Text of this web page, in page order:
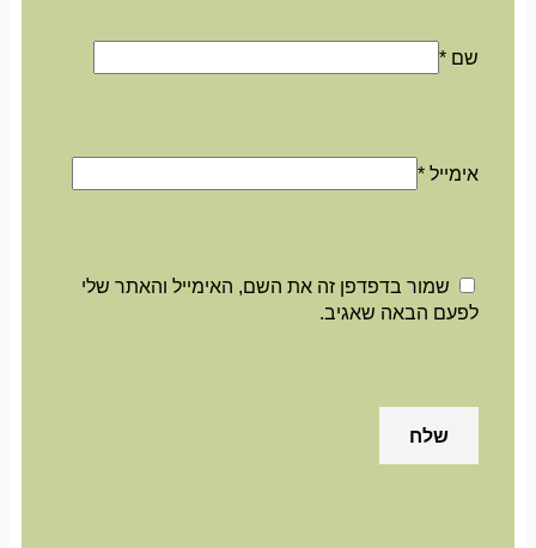
שם*
אימייל*
שמור בדפדפן זה את השם, האימייל והאתר שלי
לפעם הבאה שאגיב.